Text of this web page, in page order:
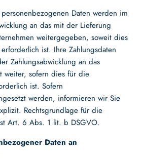
Daten werden im
an das mit der Lieferung
weitergegeben, soweit dies
ist. Ihre Zahlungsdaten
Zahlungsabwicklung an das
weiter, sofern dies für die
ist. Sofern
werden, informieren wir Sie
Rechtsgrundlage für die
Art. 6 Abs. 1 lit. b DSGVO.
Daten an